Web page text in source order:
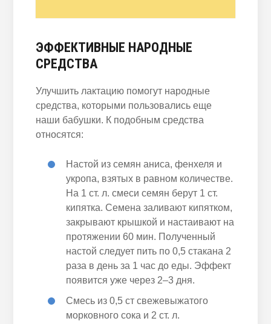
ЭФФЕКТИВНЫЕ НАРОДНЫЕ
СРЕДСТВА
Улучшить лактацию помогут народные
средства, которыми пользовались еще
наши бабушки. К подобным средства
относятся:
Настой из семян аниса, фенхеля и
укропа, взятых в равном количестве.
На 1 ст. л. смеси семян берут 1 ст.
кипятка. Семена заливают кипятком,
закрывают крышкой и настаивают на
протяжении 60 мин. Полученный
настой следует пить по 0,5 стакана 2
раза в день за 1 час до еды. Эффект
появится уже через 2–3 дня.
Смесь из 0,5 ст свежевыжатого
морковного сока и 2 ст. л.